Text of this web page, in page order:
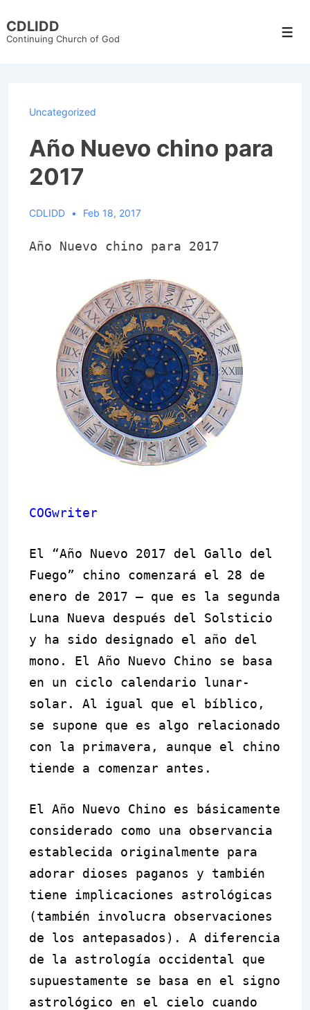
Skip
CDLIDD
Continuing Church of God
Uncategorized
Año Nuevo chino para
2017
CDLIDD Feb 18, 2017
Año Nuevo chino para 2017
COGwriter
El “Año Nuevo 2017 del Gallo del
Fuego” chino comenzará el 28 de
enero de 2017 – que es la segunda
Luna Nueva después del Solsticio
y ha sido designado el año del
mono. El Año Nuevo Chino se basa
en un ciclo calendario lunar-
solar. Al igual que el bíblico,
se supone que es algo relacionado
con la primavera, aunque el chino
tiende a comenzar antes.
El Año Nuevo Chino es básicamente
considerado como una observancia
establecida originalmente para
adorar dioses paganos y también
tiene implicaciones astrológicas
(también involucra observaciones
de los antepasados). A diferencia
de la astrología occidental que
supuestamente se basa en el signo
astrológico en el cielo cuando